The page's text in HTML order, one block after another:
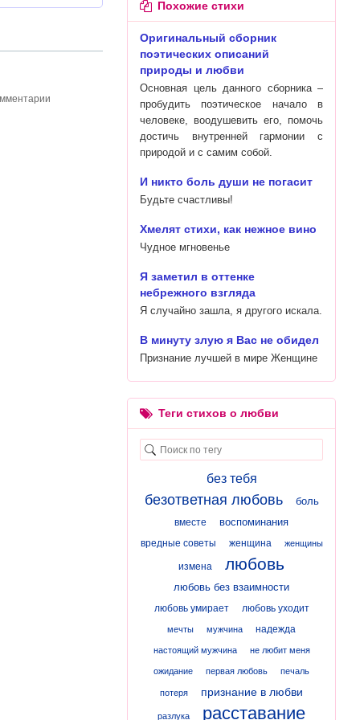
Похожие стихи
Оригинальный сборник
поэтических описаний
природы и любви
Основная цель данного сборника –
пробудить поэтическое начало в
человеке, воодушевить его, помочь
достичь внутренней гармонии с
природой и с самим собой.
И никто боль души не погасит
Будьте счастливы!
Хмелят стихи, как нежное вино
Чудное мгновенье
Я заметил в оттенке
небрежного взгляда
Я случайно зашла, я другого искала.
В минуту злую я Вас не обидел
Признание лучшей в мире Женщине
Теги стихов о любви
без тебя
безответная любовь боль
вместе воспоминания
вредные советы женщина женщины
измена любовь
любовь без взаимности
любовь умирает любовь уходит
мечты мужчина надежда
настоящий мужчина не любит меня
ожидание первая любовь печаль
потеря признание в любви
разлука расставание